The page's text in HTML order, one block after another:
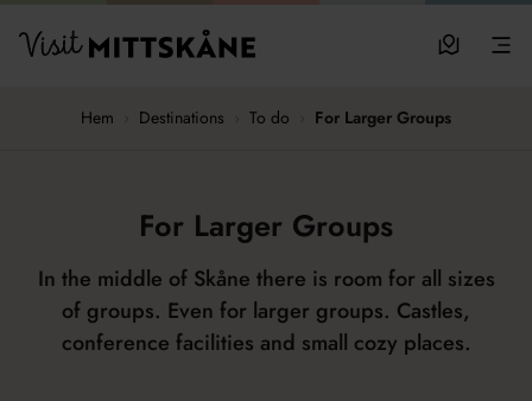
Hoppa till huvudinnehållet
Visit MittSkåne
Hem Destinations To do For Larger Groups
For Larger Groups
In the middle of Skåne there is room for all sizes
of groups. Even for larger groups. Castles,
conference facilities and small cozy places.